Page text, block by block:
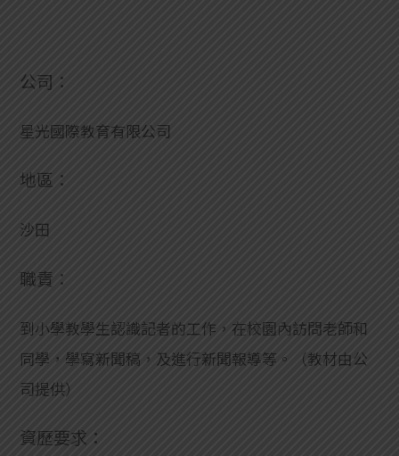
公司：
星光國際教育有限公司
地區：
沙田
職責：
到小學教學生認識記者的工作，在校園內訪問老師和
同學，學寫新聞稿，及進行新聞報導等。（教材由公
司提供）
資歷要求：